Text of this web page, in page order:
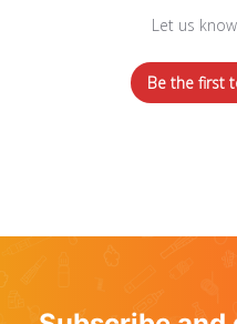
Let us
Be the first